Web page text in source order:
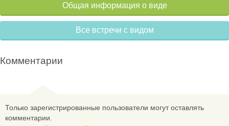
Общая информация о виде
Все встречи с видом
Комментарии
Только зарегистрированные пользователи могут оставлять
комментарии.